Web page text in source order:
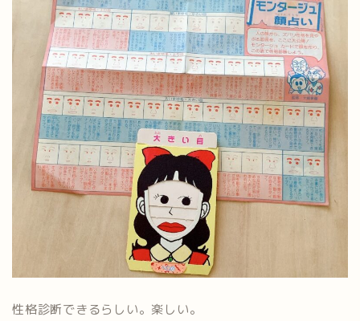
性格診断できるらしい。楽しい。